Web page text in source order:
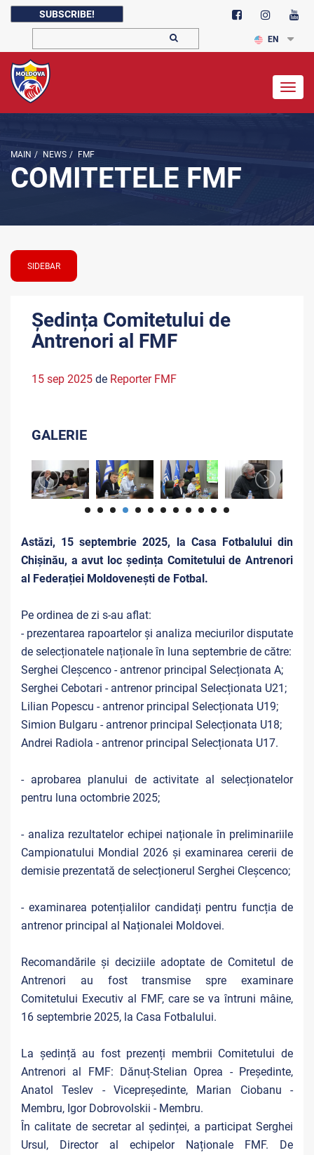
SUBSCRIBE!
EN
MAIN / NEWS / FMF
COMITETELE FMF
SIDEBAR
Ședința Comitetului de
Antrenori al FMF
15 sep 2025 de Reporter FMF
GALERIE
Astăzi, 15 septembrie 2025, la Casa Fotbalului din
Chișinău, a avut loc ședința Comitetului de Antrenori
al Federației Moldovenești de Fotbal.
Pe ordinea de zi s-au aflat:
- prezentarea rapoartelor și analiza meciurilor disputate
de selecționatele naționale în luna septembrie de către:
Serghei Cleșcenco - antrenor principal Selecționata A;
Serghei Cebotari - antrenor principal Selecționata U21;
Lilian Popescu - antrenor principal Selecționata U19;
Simion Bulgaru - antrenor principal Selecționata U18;
Andrei Radiola - antrenor principal Selecționata U17.
- aprobarea planului de activitate al selecționatelor
pentru luna octombrie 2025;
- analiza rezultatelor echipei naționale în preliminariile
Campionatului Mondial 2026 și examinarea cererii de
demisie prezentată de selecționerul Serghei Cleșcenco;
- examinarea potențialilor candidați pentru funcția de
antrenor principal al Naționalei Moldovei.
Recomandările și deciziile adoptate de Comitetul de
Antrenori au fost transmise spre examinare
Comitetului Executiv al FMF, care se va întruni mâine,
16 septembrie 2025, la Casa Fotbalului.
La ședință au fost prezenți membrii Comitetului de
Antrenori al FMF: Dănuț-Stelian Oprea - Președinte,
Anatol Teslev - Vicepreședinte, Marian Ciobanu -
Membru, Igor Dobrovolskii - Membru.
În calitate de secretar al ședinței, a participat Serghei
Ursul, Director al echipelor Naționale FMF. De